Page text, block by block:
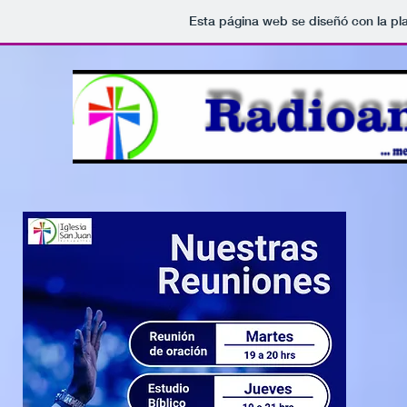
Esta página web se diseñó con la